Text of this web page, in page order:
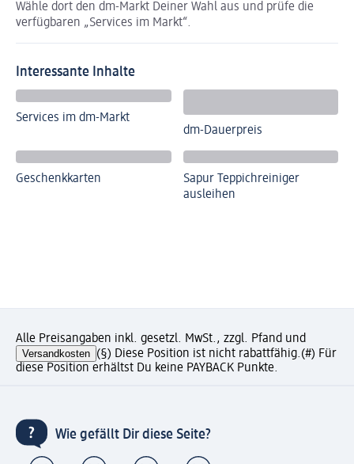
Wähle dort den dm-Markt Deiner Wahl aus und prüfe die
verfügbaren „Services im Markt“.
Interessante Inhalte
Services im dm-Markt
dm-Dauerpreis
Geschenkkarten
Sapur Teppichreiniger
ausleihen
Alle Preisangaben inkl. gesetzl. MwSt., zzgl. Pfand und
Versandkosten (§) Diese Position ist nicht rabattfähig.(#) Für
diese Position erhältst Du keine PAYBACK Punkte.
Wie gefällt Dir diese Seite?